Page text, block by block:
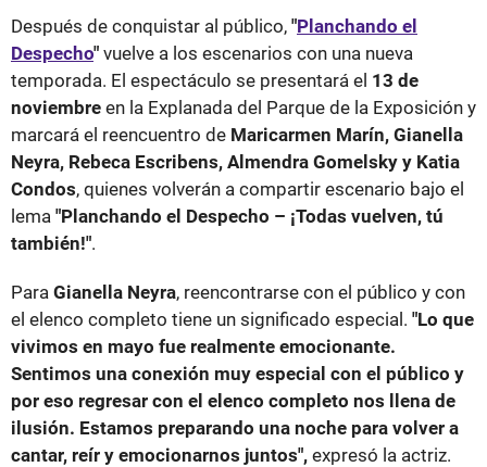
Después de conquistar al público, "Planchando el
Despecho" vuelve a los escenarios con una nueva
temporada. El espectáculo se presentará el 13 de
noviembre en la Explanada del Parque de la Exposición y
marcará el reencuentro de Maricarmen Marín, Gianella
Neyra, Rebeca Escribens, Almendra Gomelsky y Katia
Condos, quienes volverán a compartir escenario bajo el
lema "Planchando el Despecho – ¡Todas vuelven, tú
también!".
Para Gianella Neyra, reencontrarse con el público y con
el elenco completo tiene un significado especial. "Lo que
vivimos en mayo fue realmente emocionante.
Sentimos una conexión muy especial con el público y
por eso regresar con el elenco completo nos llena de
ilusión. Estamos preparando una noche para volver a
cantar, reír y emocionarnos juntos", expresó la actriz.